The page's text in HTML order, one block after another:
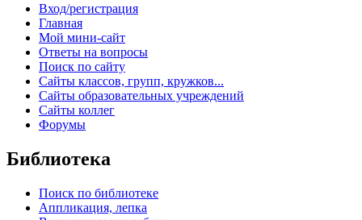
Вход/регистрация
Главная
Мой мини-сайт
Ответы на вопросы
Поиск по сайту
Сайты классов, групп, кружков...
Сайты образовательных учреждений
Сайты коллег
Форумы
Библиотека
Поиск по библиотеке
Аппликация, лепка